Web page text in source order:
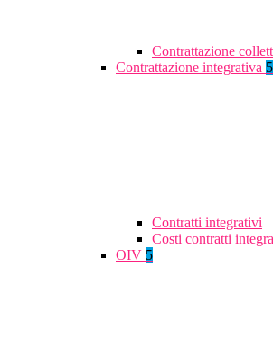
Contrattazione
Contrattazione integrativa 5
Contratti integrativi
Costi contratti
OIV 5